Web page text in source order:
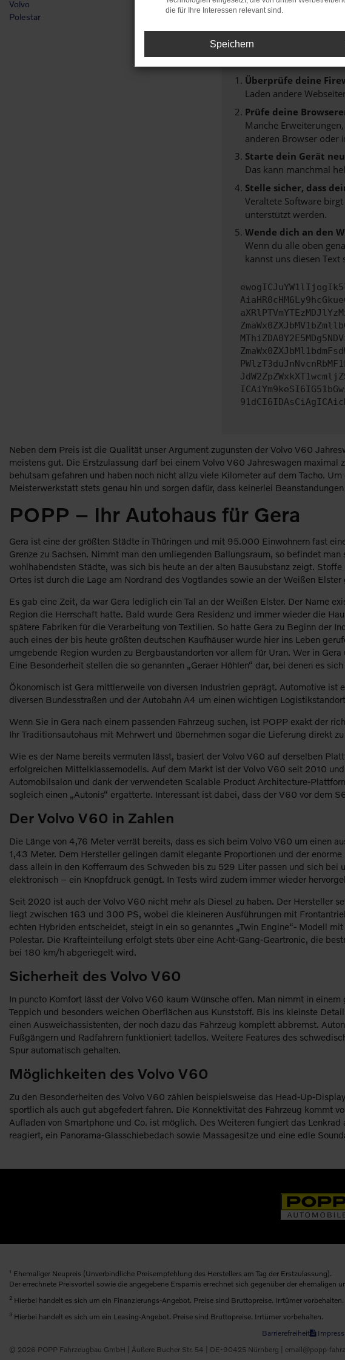
Volvo
Polestar
Fehler:
Beim Laden ist ein Fehler
Hier sind ein paar Tipps,
Überprüfe deine
Laden andere
Prüfe deine
Manche
anderen Browser oder
Starte dein Gerät
Das kann manchmal
Stelle sicher, dass
Veraltete Software
unterstützt werden.
Wende dich an den
Wenn du alle oben
kannst uns diesen
Neben dem Preis ist die Qualität unser Argument zugunsten der Volvo V60
meistens gut. Die Erstzulassung darf bei einem Volvo V60 Jahreswagen
behutsam gefahren und haben noch nicht allzu viele Kilometer auf dem Tacho.
Meisterwerkstatt stets genau hin und sorgen dafür, dass keinerlei
POPP – Ihr Autohaus für Gera
Gera ist eine der größten Städte in Thüringen und mit 95.000 Einwohnern fast
Grenze zu Sachsen. Nimmt man den umliegenden Ballungsraum, so befindet
wohlhabendsten Städte, was sich bis heute an der alten Bausubstanz zeigt.
Ortes ist durch die Lage am Nordrand des Vogtlandes sowie an der Weißen Elster
Es gab eine Zeit, da war Gera lediglich ein Tal an der Weißen Elster. Der Name
Region die Herrschaft hatte. Bald wurde Gera Residenz und immer wieder die
spätere Fabriken für die Verarbeitung von Textilien. So hatte Gera zu Beginn der
auch eines der bis heute größten deutschen Kaufhäuser wurde hier ins Leben
umgebende Region wurden zu Bergbaustandorten vor allem für Uran. Wer in
Eine Besonderheit stellen die so genannten „Geraer Höhlen“ dar, bei denen es
Ökonomisch ist Gera mittlerweile von diversen Industrien geprägt. Automotive
diversen Bundesstraßen und der Autobahn A4 um einen wichtigen Logistikstandort.
Wenn Sie in Gera nach einem passenden Fahrzeug suchen, ist POPP exakt der
Ihr Traditionsautohaus mit Mehrwert und übernehmen sogar die Lieferung direkt zu
Wie es der Name bereits vermuten lässt, basiert der Volvo V60 auf derselben
erfolgreichen Mittelklassemodells. Auf dem Markt ist der Volvo V60 seit 2010
Automobilsalon und dank der verwendeten Scalable Product Architecture-
sogleich einen „Autonis“ ergatterte. Interessant ist dabei, dass der V60 vor dem
Der Volvo V60 in Zahlen
Die Länge von 4,76 Meter verrät bereits, dass es sich beim Volvo V60 um einen
1,43 Meter. Dem Hersteller gelingen damit elegante Proportionen und der
dass allein in den Kofferraum des Schweden bis zu 529 Liter passen und sich
elektronisch – ein Knopfdruck genügt. In Tests wird zudem immer wieder
Seit 2020 ist auch der Volvo V60 nicht mehr als Diesel zu haben. Der Hersteller
liegt zwischen 163 und 300 PS, wobei die kleineren Ausführungen mit
echten Hybriden entscheidet, steigt in ein so genanntes „Twin Engine“- Modell
Polestar. Die Krafteinteilung erfolgt stets über eine Acht-Gang-Geartronic, die
bei 180 km/h abgeriegelt wird.
Sicherheit des Volvo V60
In puncto Komfort lässt der Volvo V60 kaum Wünsche offen. Man nimmt in
Teppich und besonders weichen Oberflächen aus Kunststoff. Bis ins kleinste
einen Ausweichassistenten, der noch dazu das Fahrzeug komplett abbremst.
Fußgängern und Radfahrern funktioniert tadellos. Weitere Features des
Spur automatisch gehalten.
Möglichkeiten des Volvo V60
Zu den Besonderheiten des Volvo V60 zählen beispielsweise das Head-Up-
sportlich als auch gut abgefedert fahren. Die Konnektivität des Fahrzeug kommt
Aufladen von Smartphone und Co. ist möglich. Des Weiteren fungiert das
reagiert, ein Panorama-Glasschiebedach sowie Massagesitze und eine edle
1 Ehemaliger Neupreis (Unverbindliche Preisempfehlung des Herstellers am Tag der Erstzulassung).
Der errechnete Preisvorteil sowie die angegebene Ersparnis errechnet sich gegenüber der
2 Hierbei handelt es sich um ein Finanzierungs-Angebot. Preise sind Bruttopreise. Irrtümer vorbehalten.
3 Hierbei handelt es sich um ein Leasing-Angebot. Preise sind Bruttopreise. Irrtümer vorbehalten.
Barrierefreiheit
© 2026 POPP Fahrzeugbau GmbH | Äußere Bucher Str. 54 | DE-90425 Nürnberg | email@popp-
die für Ihre Interessen relevant sind.
Speichern